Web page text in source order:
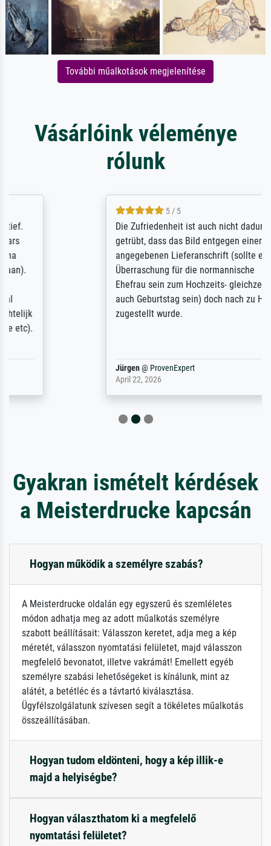
További műalkotások megjelenítése
Vásárlóink véleménye
rólunk
Die Zufriedenheit ist auch nicht dadurch
getrübt, dass das Bild entgegen einer
angegebenen Lieferanschrift (sollte eine
Überraschung für die normannische
Ehefrau sein zum Hochzeits- gleichzeitig
auch Geburtstag sein) doch nach zu Hause
zugestellt wurde.
ProvenExpert
Gyakran ismételt kérdések
a Meisterdrucke kapcsán
Hogyan működik a személyre szabás?
A Meisterdrucke oldalán egy egyszerű és szemléletes
módon adhatja meg az adott műalkotás személyre
szabott beállításait: Válasszon keretet, adja meg a kép
méretét, válasszon nyomtatási felületet, majd válasszon
megfelelő bevonatot, illetve vakrámát! Emellett egyéb
személyre szabási lehetőségeket is kínálunk, mint az
alátét, a betétléc és a távtartó kiválasztása.
Ügyfélszolgálatunk szívesen segít a tökéletes műalkotás
összeállításában.
Hogyan tudom eldönteni, hogy a kép illik-e
majd a helyiségbe?
Hogyan választhatom ki a megfelelő
nyomtatási felületet?